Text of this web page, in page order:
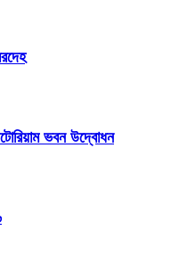
ভবন উদ্বোধন